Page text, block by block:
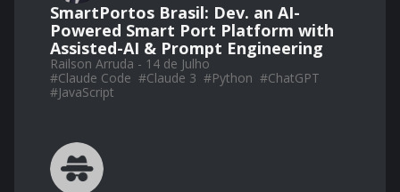
SmartPortos Brasil: Dev. an AI-
Powered Smart Port Platform with
Assisted-AI & Prompt Engineering
Railson Arruda - 14 de Julho
#Claude Code #Claude 3 #Python #ChatGPT
#JavaScript